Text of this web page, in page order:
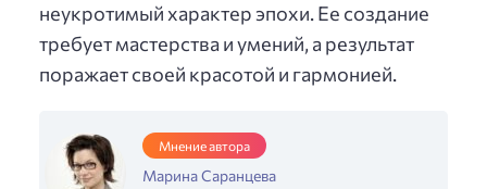
неукротимый характер эпохи. Ее создание
требует мастерства и умений, а результат
поражает своей красотой и гармонией.
Мнение автора
Марина Саранцева